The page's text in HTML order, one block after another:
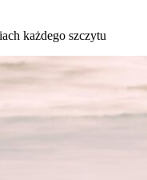
każdego szczytu